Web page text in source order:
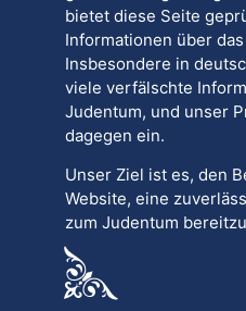
bietet diese Seite
Informationen über
Insbesondere in
viele verfälschte
Judentum, und unser
dagegen ein.
Unser Ziel ist es, den
Website, eine
zum Judentum